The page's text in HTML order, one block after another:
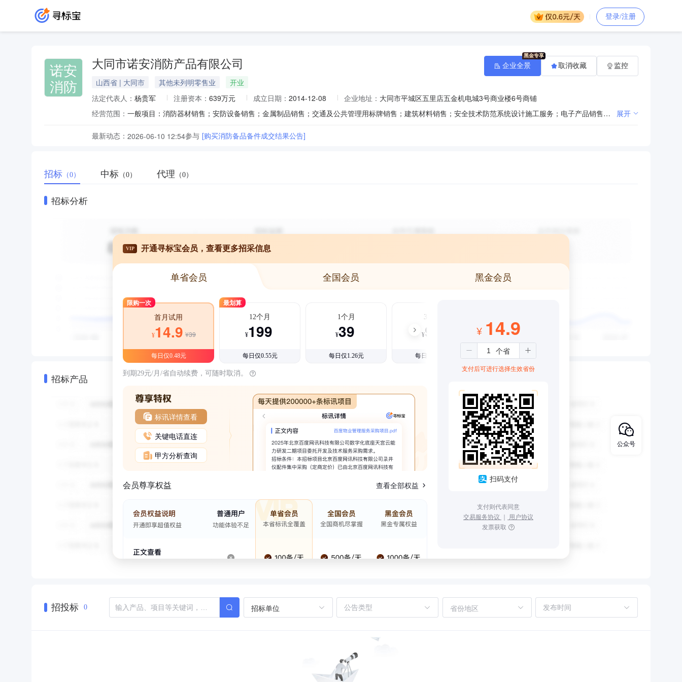
登录/注册
诺安
消防
大同市诺安消防产品有限公司
山西省 | 大同市 其他未列明零售业
开业
法定代表人： 杨贵军 注册资本： 639万元 成立日期： 2014-12-08 企业地址： 大同市平城区五里店五金机电城3号商业楼6号商铺
经营范围：
一般项目：消防器材销售；安防设备销售；金属制品销售；交通及公共管理用标牌销售；建筑材料销售；安全技术防范系统设计施工服务；电子产品销售；机械设备销售；特种劳动防护用品销售；五金产品零售；电工器材销售；电线、电缆经营；办公设备销售；服装服饰零售；工艺美术品及礼仪用品销售（象牙及其制品除外）；机械电气设备销售；技术服务、技术开发、技术咨询、技术交流、技术转让、技术推广；市场营销策划；会议及展览服务；信息咨询服务（不含许可类信息咨询服务）；消防技术服务；专用设备修理。（除依法须经批准的项目外，凭营业执照依法自主开展经营活动） 许可项目：道路货物运输（不含危险货物）。（依法须经批准的项目，经相关部门批准后方可开展经营活动，具体经营项目以相关部门批准文件或许可证件为准） 展开
最新动态： 2026-06-10 12:54参与 [购买消防备品备件成交结果公告]
企业全景 取消收藏 监控
招标 （0） 中标 （0） 代理 （0）
招标分析
招标产品
VIP 开通寻标宝会员，查看更多招采信息
单省会员 全国会员 黑金会员
限购一次
首月试用
¥14.9 ¥39
每日仅0.48元
最划算
12个月
¥199
每日仅0.55元
1个月
¥39
每日仅1.26元
3个月
¥99
每日仅1.08元
到期29元/月/省自动续费，可随时取消。
标讯详情查看
关键电话直连
甲方分析查询
会员尊享权益 查看全部权益
¥ 14.9
支付后可进行选择生效省份
扫码支付
支付则代表同意
交易服务协议 ｜ 用户协议
发票获取
招投标 0 招标单位 省份地区
公众号